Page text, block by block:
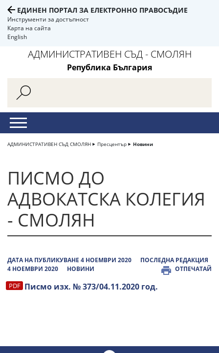
ЕДИНЕН ПОРТАЛ ЗА ЕЛЕКТРОННО ПРАВОСЪДИЕ
Инструменти за достъпност
Карта на сайта
English
АДМИНИСТРАТИВЕН СЪД - СМОЛЯН
Република България
АДМИНИСТРАТИВЕН СЪД СМОЛЯН Пресцентър Новини
ПИСМО ДО
АДВОКАТСКА КОЛЕГИЯ
- СМОЛЯН
ДАТА НА ПУБЛИКУВАНЕ 4 НОЕМВРИ 2020
ПОСЛЕДНА РЕДАКЦИЯ
4 НОЕМВРИ 2020
НОВИНИ ОТПЕЧАТАЙ
Писмо изх. № 373/04.11.2020 год.